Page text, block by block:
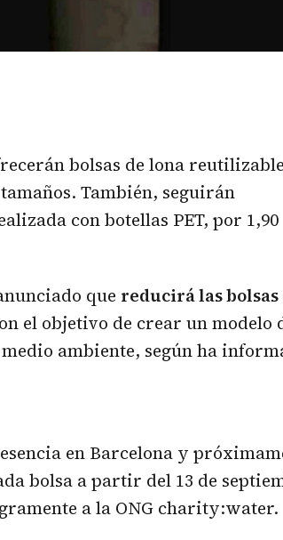
bolsas de lona
También, seguirán
con botellas PET, por 1,90
que reducirá las bolsas
el objetivo de crear un modelo
ambiente, según ha
en Barcelona y
bolsa a partir del 13 de
a la ONG charity:water.